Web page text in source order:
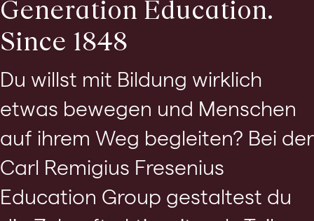
Generation Education.
Since 1848
Du willst mit Bildung wirklich
etwas bewegen und Menschen
auf ihrem Weg begleiten? Bei der
Carl Remigius Fresenius
Education Group gestaltest du